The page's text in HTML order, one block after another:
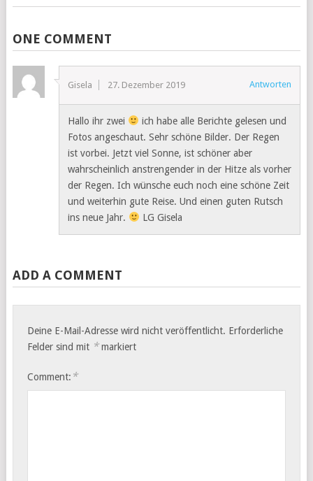
ONE COMMENT
Gisela 27. Dezember 2019 Antworten
Hallo ihr zwei
ich habe alle Berichte gelesen und
Fotos angeschaut. Sehr schöne Bilder. Der Regen
ist vorbei. Jetzt viel Sonne, ist schöner aber
wahrscheinlich anstrengender in der Hitze als vorher
der Regen. Ich wünsche euch noch eine schöne Zeit
und weiterhin gute Reise. Und einen guten Rutsch
ins neue Jahr.
LG Gisela
ADD A COMMENT
Deine E-Mail-Adresse wird nicht veröffentlicht. Erforderliche
Felder sind mit *markiert
Comment: *